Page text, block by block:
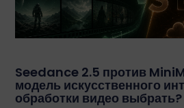
Seedance 2.5 против
модель искусственного
обработки видео выбрать?